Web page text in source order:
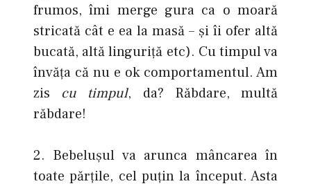
frumos, îmi merge gura ca o moară
stricată cât e ea la masă – şi îi ofer altă
bucată, altă linguriţă etc). Cu timpul va
învăţa că nu e ok comportamentul. Am
zis cu timpul, da? Răbdare, multă
răbdare!
2. Bebeluşul va arunca mâncarea în
toate părţile, cel puţin la început. Asta